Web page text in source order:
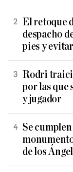
El retoque
despacho
pies y
Rodri
por las que
y jugador
Se
de los